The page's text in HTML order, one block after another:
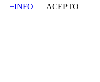
+INFO
ACEPTO